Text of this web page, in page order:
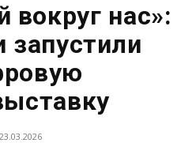
нас»:
запустили
23.03.2026